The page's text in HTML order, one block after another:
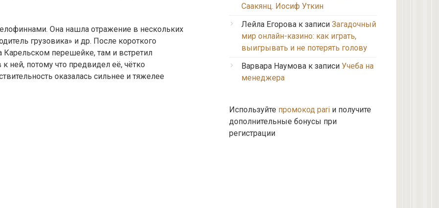
Она нашла отражение в нескольких
грузовика» и др. После короткого
перешейке, там и встретил
ней, потому что предвидел её, чётко
оказалась сильнее и тяжелее
Саакянц. Иосиф Уткин
Лейла Егорова к записи Загадочный
мир онлайн-казино: как играть,
выигрывать и не потерять голову
Варвара Наумова к записи Учеба на
менеджера
Используйте промокод pari и получите
дополнительные бонусы при
регистрации